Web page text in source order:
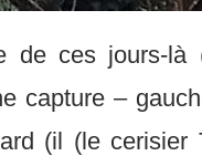
de ces jours-là
capture –
(il (le cerisier